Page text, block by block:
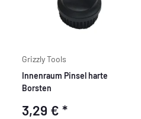
Grizzly Tools
Innenraum Pinsel harte
Borsten
3,29 €*